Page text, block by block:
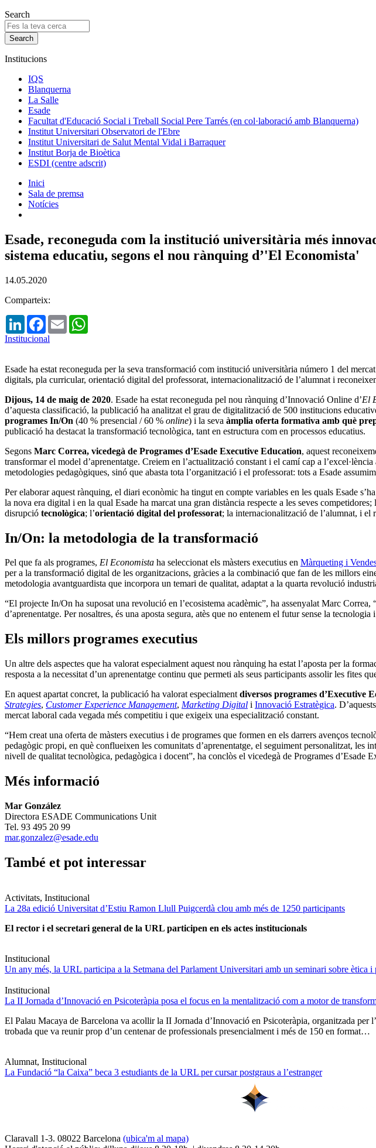
Search
Institucions
IQS
Blanquerna
La Salle
Esade
Facultat d'Educació Social i Treball Social Pere Tarrés (en col·laboració amb Blanquerna)
Institut Universitari Observatori de l'Ebre
Institut Universitari de Salut Mental Vidal i Barraquer
Institut Borja de Bioètica
ESDI (centre adscrit)
Inici
Sala de premsa
Notícies
Esade, reconeguda com la institució universitària més
sistema educatiu, segons el nou rànquing d’'El Economista'
14.05.2020
Comparteix:
LinkedInFacebook
Email
Institucional
Esade ha estat reconeguda per la seva transformació com institució universitària número 1 del
digitals, pla curricular, orientació digital del professorat, internacionalització de l’alumnat i
Dijous, 14 de maig de 2020. Esade ha estat reconeguda pel nou rànquing d’Innovació Online d’El
d’aquesta classificació, la publicació ha analitzat el grau de digitalització de 500 institucions
programes In/On (40 % presencial / 60 % online) i la seva àmplia oferta formativa amb què
publicació ha destacat la transformació tecnològica, tant en estructura com en processos educatius.
Segons Marc Correa, vicedegà de Programes d’Esade Executive Education, aquest
transformar el model d’aprenentatge. Creiem en l’actualització constant i el camí cap a
metodologies pedagògiques, sinó que abasta tota l’organització i el professorat: tots a Esade
Per elaborar aquest rànquing, el diari econòmic ha tingut en compte variables en les quals Esade
la nova era digital i en la qual Esade ha marcat una gran distància respecte a les seves competidores;
disrupció tecnològica; l’orientació digital del professorat; la internacionalització de l’alumnat, i el
In/On: la metodologia de la transformació
Pel que fa als programes, El Economista ha seleccionat els màsters executius en Màrqueting i
per a la transformació digital de les organitzacions, gràcies a la combinació que fan de les millors
metodologia avantguardista que incorpora un temari de qualitat, adaptat a la quarta revolució
“El projecte In/On ha suposat una revolució en l’ecosistema acadèmic”, ha assenyalat Marc
d’aprenentatge. Per nosaltres, és una aposta segura, atès que no entenem el futur sense la
Els millors programes executius
Un altre dels aspectes que ha valorat especialment aquest nou rànquing ha estat l’aposta per la
resposta a la necessitat d’un aprenentatge continu que permeti als seus participants assolir les fites
En aquest apartat concret, la publicació ha valorat especialment diversos programes d’Executive
Strategies, Customer Experience Management, Marketing Digital i Innovació Estratègica.
mercat laboral cada vegada més competitiu i que exigeix una especialització constant.
“Hem creat una oferta de màsters executius i de programes que formen en els darrers avenços
pedagògic propi, en què conflueixen les comunitats d’aprenentatge, el seguiment personalitzat, les
nivell de qualitat tecnològica, pedagògica i docent”, ha conclòs el vicedegà de Programes d’Esade
Més informació
Mar González
Directora ESADE Communications Unit
Tel. 93 495 20 99
mar.gonzalez@esade.edu
També et pot interessar
Activitats, Institucional
La 28a edició Universitat d’Estiu Ramon Llull Puigcerdà clou amb més de 1250 participants
El rector i el secretari general de la URL participen en els actes institucionals
Institucional
Un any més, la URL participa a la Setmana del Parlament Universitari amb un seminari sobre ètica i
Institucional
La II Jornada d’Innovació en Psicoteràpia posa el focus en la mentalització com a motor de
El Palau Macaya de Barcelona va acollir la II Jornada d’Innovació en Psicoteràpia, organitzada
trobada que va reunir prop d’un centenar de professionals presencialment i més de 150 en format…
Alumnat, Institucional
La Fundació “la Caixa” beca 3 estudiants de la URL per cursar postgraus a l’estranger
Claravall 1-3. 08022 Barcelona (ubica'm al mapa)